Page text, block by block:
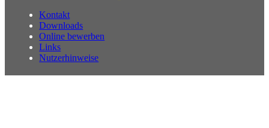
Kontakt
Downloads
Online bewerben
Links
Nutzerhinweise